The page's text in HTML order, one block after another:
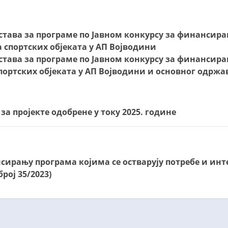
за програме по Јавном конкурсу за
објеката у АП Војводини
за програме по Јавном конкурсу за
објеката у АП Војводини и основног
пројекте одобрене у току 2025. године
програма којима се остварују потребе и
35/2023)